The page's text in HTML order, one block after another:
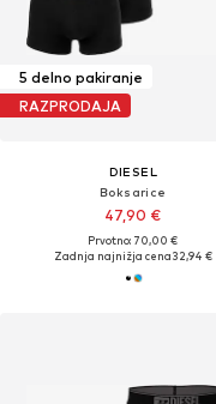
5 delno pakiranje
RAZPRODAJA
DIESEL
Boksarice
47,90 €
Prvotno: 70,00 €
Zadnja najnižja cena32,94 €